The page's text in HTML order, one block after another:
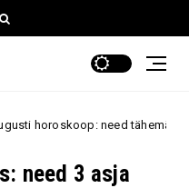
need tähemärgid võivad sel
need 3 asja